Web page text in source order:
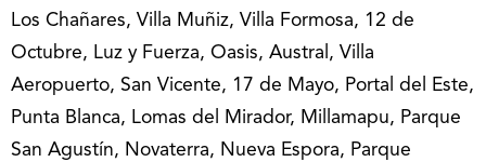
Los Chañares, Villa Muñiz, Villa Formosa, 12 de
Octubre, Luz y Fuerza, Oasis, Austral, Villa
Aeropuerto, San Vicente, 17 de Mayo, Portal del Este,
Punta Blanca, Lomas del Mirador, Millamapu, Parque
San Agustín, Novaterra, Nueva Espora, Parque